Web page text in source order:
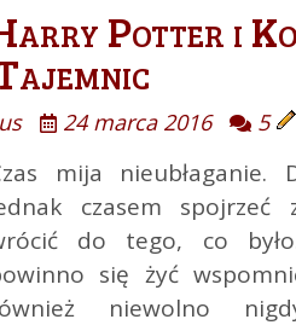
Potter i
24 marca 2016 5
mija nieubłaganie.
czasem
do tego, co
się żyć
niewolno